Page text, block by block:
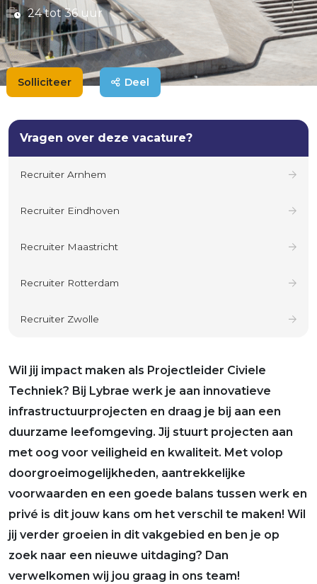
24 tot 36 uur
Solliciteer Deel
Vragen over deze vacature?
Recruiter Arnhem
Recruiter Eindhoven
Recruiter Maastricht
Recruiter Rotterdam
Recruiter Zwolle
Wil jij impact maken als Projectleider Civiele
Techniek? Bij Lybrae werk je aan innovatieve
infrastructuurprojecten en draag je bij aan een
duurzame leefomgeving. Jij stuurt projecten aan
met oog voor veiligheid en kwaliteit. Met volop
doorgroeimogelijkheden, aantrekkelijke
voorwaarden en een goede balans tussen werk en
privé is dit jouw kans om het verschil te maken! Wil
jij verder groeien in dit vakgebied en ben je op
zoek naar een nieuwe uitdaging? Dan
verwelkomen wij jou graag in ons team!